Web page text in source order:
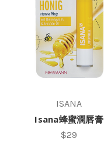
ISANA
Isana蜂蜜潤唇膏
$29